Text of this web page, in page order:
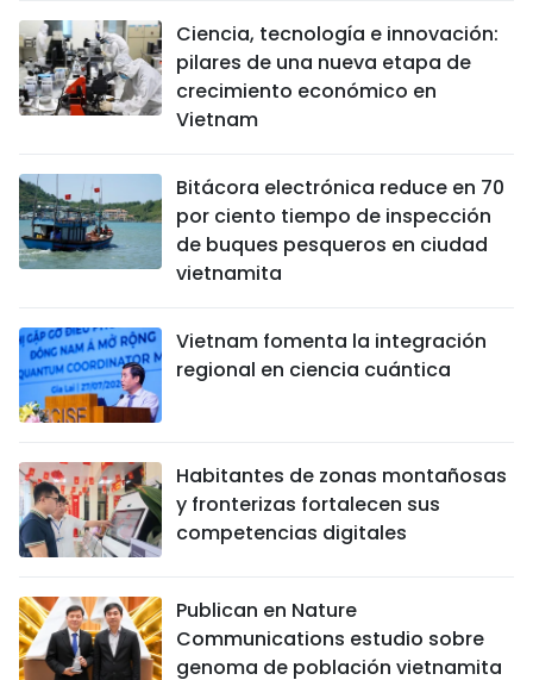
Ciencia, tecnología e innovación:
pilares de una nueva etapa de
crecimiento económico en
Vietnam
Bitácora electrónica reduce en 70
por ciento tiempo de inspección
de buques pesqueros en ciudad
vietnamita
Vietnam fomenta la integración
regional en ciencia cuántica
Habitantes de zonas montañosas
y fronterizas fortalecen sus
competencias digitales
Publican en Nature
Communications estudio sobre
genoma de población vietnamita